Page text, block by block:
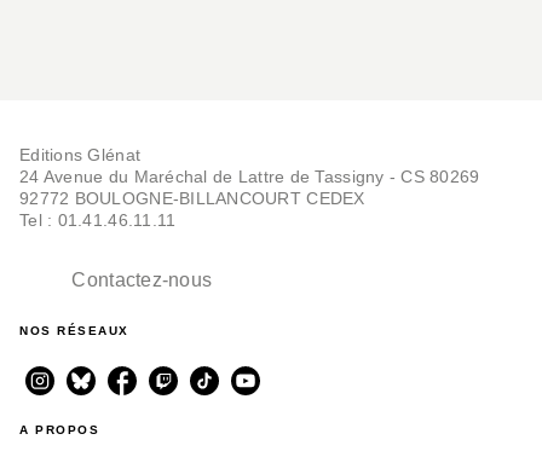
Editions Glénat
24 Avenue du Maréchal de Lattre de Tassigny - CS 80269
92772 BOULOGNE-BILLANCOURT CEDEX
Tel : 01.41.46.11.11
Contactez-nous
NOS RÉSEAUX
A PROPOS